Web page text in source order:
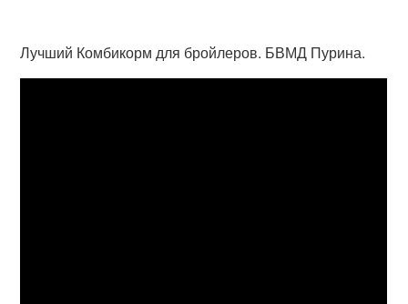
Лучший Комбикорм для бройлеров. БВМД Пурина.